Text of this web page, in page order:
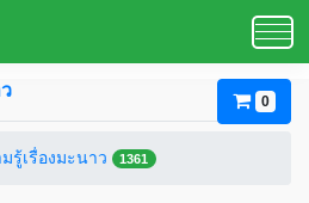
0
รู้เรื่องมะนาว 1361